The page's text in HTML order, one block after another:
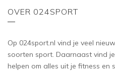
OVER 024SPORT
Op 024sport.nl vind je veel
soorten sport. Daarnaast vind
helpen om alles uit je fitness en